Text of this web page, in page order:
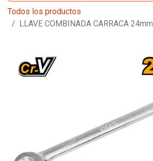
Todos los productos
LLAVE COMBINADA CARRACA 24mm